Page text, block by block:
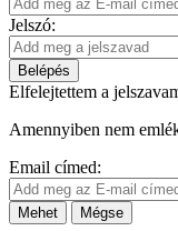
Jelszó:
Belépés
Elfelejtettem a
Amennyiben nem
Email címed:
Mehet Mégse